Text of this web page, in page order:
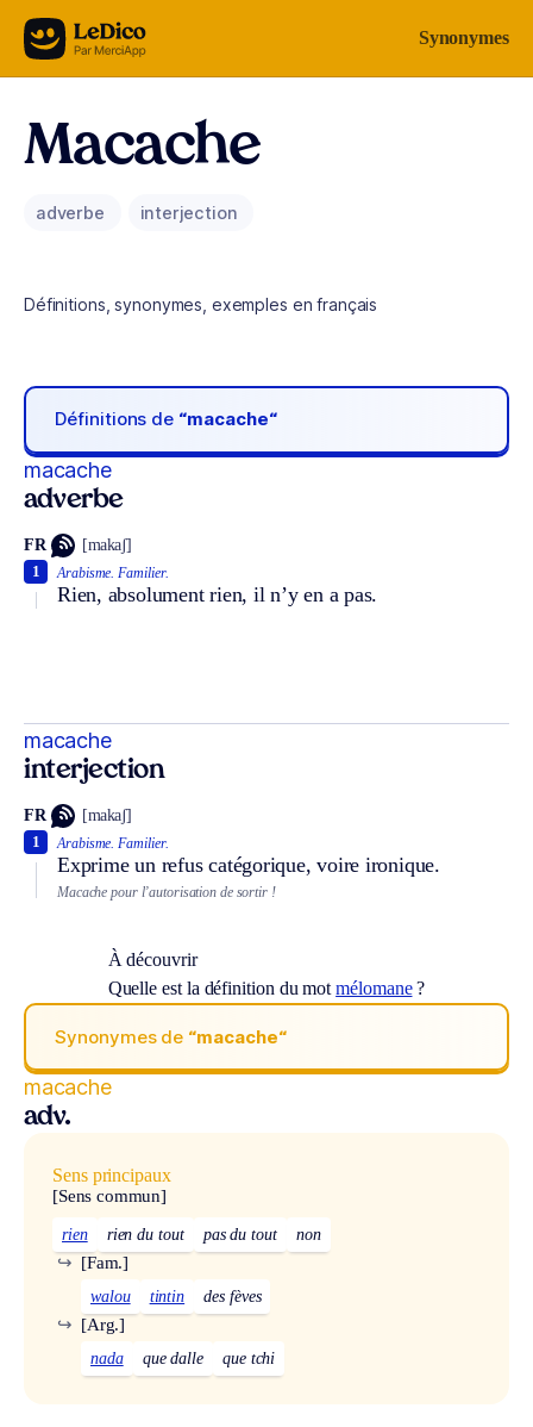
Aller au contenu Synonymes
Macache
adverbe interjection
Définitions, synonymes, exemples en français
Définitions de “macache“
macache
adverbe
FR [makaʃ]
Arabisme. Familier.
Rien, absolument rien, il n’y en a pas.
1
macache
interjection
FR [makaʃ]
Arabisme. Familier.
Exprime un refus catégorique, voire ironique.
1
Macache pour l’autorisation de sortir !
À découvrir
Quelle est la définition du motmélomane?
Synonymes de “macache“
macache
adv.
Sens principaux
[Sens commun]
rien rien du tout pas du tout non
[Fam.]
↪
walou tintin des fèves
[Arg.]
↪
nada que dalle que tchi